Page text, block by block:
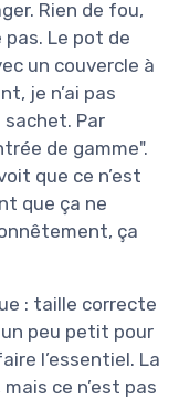
Rien de fou,
Le pot de
un couvercle à
je n’ai pas
Par
de gamme".
que ce n’est
que ça ne
ça
: taille correcte
peu petit pour
l’essentiel. La
ce n’est pas